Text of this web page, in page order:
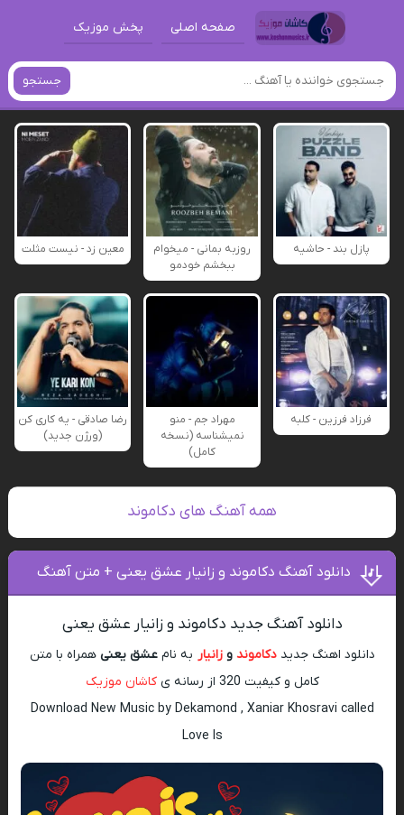
صفحه اصلی پخش موزیک
جستجو
پازل بند - حاشیه
روزبه بمانی - میخوام
ببخشم خودمو
معین زد - نیست مثلت
فرزاد فرزین - کلبه
مهراد جم - منو
نمیشناسه (نسخه
کامل)
رضا صادقی - یه کاری کن
(ورژن جدید)
همه آهنگ های دکاموند
دانلود آهنگ دکاموند و زانیار عشق یعنی + متن آهنگ
دانلود آهنگ جدید دکاموند و زانیار عشق یعنی
دانلود اهنگ جدیددکاموند وزانیار به نامعشق یعنی همراه با متن
کامل و کیفیت 320 از رسانه ی
کاشان موزیک
Download New Music by Dekamond , Xaniar Khosravi called
Love Is